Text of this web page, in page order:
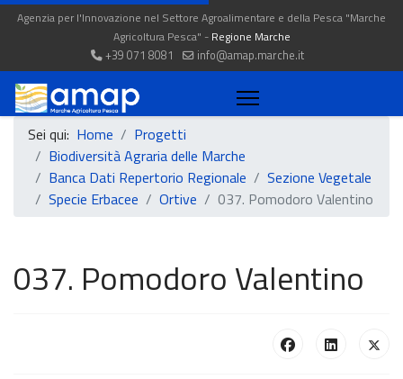
Agenzia per l'Innovazione nel Settore Agroalimentare e della Pesca "Marche
Agricoltura Pesca" - Regione Marche
+39 071 8081
info@amap.marche.it
Sei qui: Home
Progetti
Biodiversità Agraria delle Marche
Banca Dati Repertorio Regionale
Sezione Vegetale
Specie Erbacee
Ortive 037. Pomodoro Valentino
037. Pomodoro Valentino